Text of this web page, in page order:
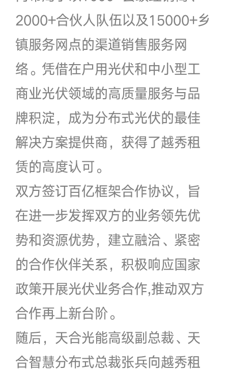
2000+合伙人队伍以及15000+乡
镇服务网点的渠道销售服务网
络。凭借在户用光伏和中小型工
商业光伏领域的高质量服务与品
牌积淀，成为分布式光伏的最佳
解决方案提供商，获得了越秀租
赁的高度认可。
双方签订百亿框架合作协议，旨
在进一步发挥双方的业务领先优
势和资源优势，建立融洽、紧密
的合作伙伴关系，积极响应国家
政策开展光伏业务合作,推动双方
合作再上新台阶。
随后，天合光能高级副总裁、天
合智慧分布式总裁张兵向越秀租